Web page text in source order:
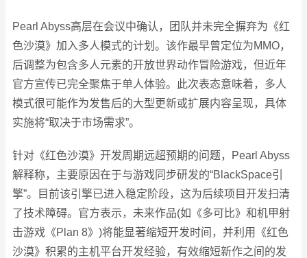
Pearl Abyss高层在会议中确认，团队并未完全摒弃为《红
色沙漠》加入多人模式的计划。该作最早曾定位为MMO，
后调整为包含多人元素的开放世界动作冒险游戏，但近年
官方宣传已完全聚焦于单人体验。此次表态意味着，多人
模式很可能作为发售后的大型更新或扩展内容呈现，具体
实施将“取决于市场需求”。
针对《红色沙漠》开发周期远超预期的问题，Pearl Abyss
解释称，主要原因在于与游戏同步研发的“BlackSpace引
擎”。目前该引擎已进入稳定阶段，这为后续项目开发扫清
了技术障碍。官方表示，未来作品(如《多可比》和机甲射
击游戏《Plan 8》)将能显著缩短开发时间，并利用《红色
沙漠》积累的主机平台开发经验，有效缩短新作之间的发